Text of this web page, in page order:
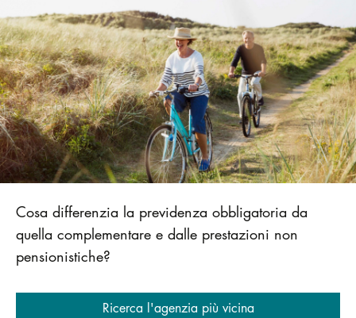
Cosa differenzia la previdenza obbligatoria da
quella complementare e dalle prestazioni non
pensionistiche?
Ricerca l'agenzia più vicina